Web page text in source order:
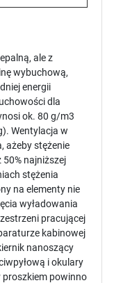
ale z
wybuchową,
energii
dla
ok. 80 g/m3
Wentylacja w
ażeby stężenie
najniższej
stężenia
na elementy nie
wyładowania
pracującej
kabinowej
nanoszący
i okulary
proszkiem powinno